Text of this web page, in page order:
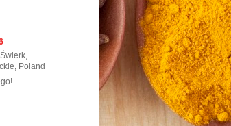
Poland